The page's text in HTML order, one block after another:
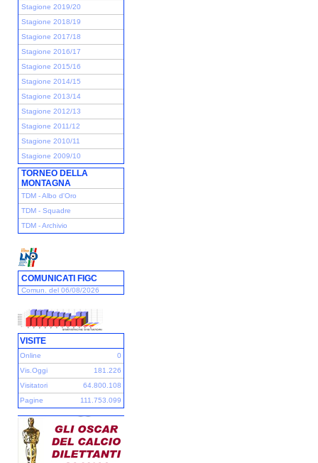
Stagione 2019/20
Stagione 2018/19
Stagione 2017/18
Stagione 2016/17
Stagione 2015/16
Stagione 2014/15
Stagione 2013/14
Stagione 2012/13
Stagione 2011/12
Stagione 2010/11
Stagione 2009/10
TORNEO DELLA
MONTAGNA
TDM - Albo d'Oro
TDM - Squadre
TDM - Archivio
COMUNICATI FIGC
Comun. del 06/08/2026
VISITE
Online
0
Vis.Oggi
181.226
Visitatori
64.800.108
Pagine
111.753.099